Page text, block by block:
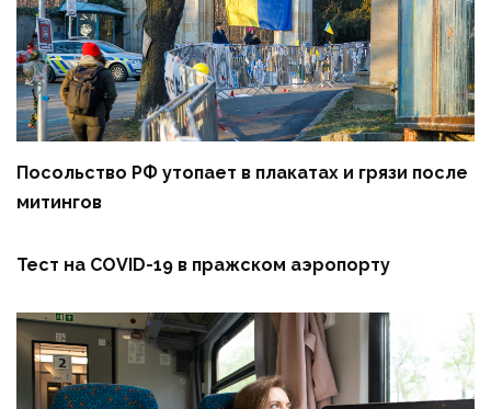
Посольство РФ утопает в плакатах и грязи после
митингов
Тест на COVID-19 в пражском аэропорту